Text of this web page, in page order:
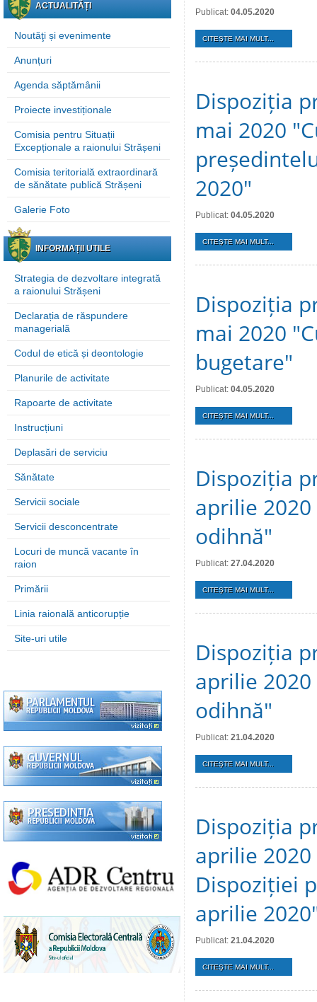
ACTUALITĂȚI
Noutăţi și evenimente
Anunțuri
Agenda săptămânii
Proiecte investiționale
Comisia pentru Situații
Excepționale a raionului Strășeni
Comisia teritorială extraordinară
de sănătate publică Strășeni
Galerie Foto
INFORMAȚII UTILE
Strategia de dezvoltare integrată
a raionului Strășeni
Declarația de răspundere
managerială
Codul de etică și deontologie
Planurile de activitate
Rapoarte de activitate
Instrucțiuni
Deplasări de serviciu
Sănătate
Servicii sociale
Servicii desconcentrate
Locuri de muncă vacante în
raion
Primării
Linia raională anticorupție
Site-uri utile
Publicat: 04.05.2020
CITEŞTE MAI MULT...
Dispoziția
mai 2020
2020"
Publicat: 04.05.2020
CITEŞTE MAI MULT...
Dispoziția
mai 2020
bugetare"
Publicat: 04.05.2020
CITEŞTE MAI MULT...
Dispoziția
aprilie
odihnă"
Publicat: 27.04.2020
CITEŞTE MAI MULT...
Dispoziția
aprilie
odihnă"
Publicat: 21.04.2020
CITEŞTE MAI MULT...
Dispoziția
aprilie
Dispoziției
aprilie
Publicat: 21.04.2020
CITEŞTE MAI MULT...